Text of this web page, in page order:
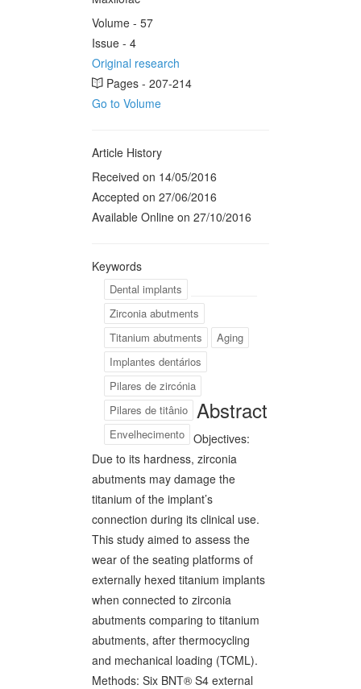
Volume - 57
Issue - 4
Original research
Pages - 207-214
Go to Volume
Article History
Received on 14/05/2016
Accepted on 27/06/2016
Available Online on 27/10/2016
Keywords
Dental implants
Zirconia abutments
Titanium abutments
Aging
Implantes dentários
Pilares de zircónia
Pilares de titânio
Envelhecimento
Abstract
Objectives:
Due to its hardness, zirconia
abutments may damage the
titanium of the implant’s
connection during its clinical use.
This study aimed to assess the
wear of the seating platforms of
externally hexed titanium implants
when connected to zirconia
abutments comparing to titanium
abutments, after thermocycling
and mechanical loading (TCML).
Methods: Six BNT® S4 external